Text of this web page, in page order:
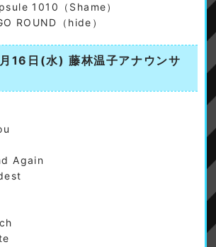
1010（Shame）
ROUND（hide）
16日(水) 藤林温子アナウンサ
Again